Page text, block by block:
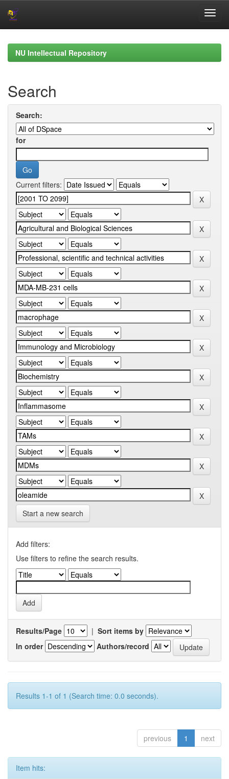
navigationNU Intellectual Repository
Search
Search:
for
Current filters:
Start a new search
Add filters:
Use filters to refine the search results.
Results/Page | Sort items by
In order
Authors/record
Results 1-1 of 1 (Search time: 0.0 seconds).
previous 1 next
Item hits: